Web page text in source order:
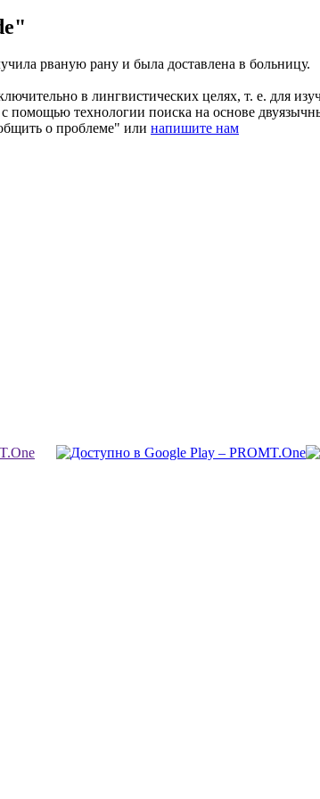
рваную рану и была доставлена в больницу.
в лингвистических целях, т. е. для
помощью технологии поиска на основе
о проблеме" или напишите нам